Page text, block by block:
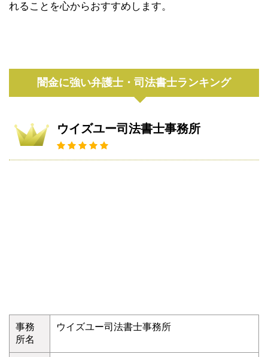
れることを心からおすすめします。
闇金に強い弁護士・司法書士ランキング
ウイズユー司法書士事務所
事務
所名
ウイズユー司法書士事務所